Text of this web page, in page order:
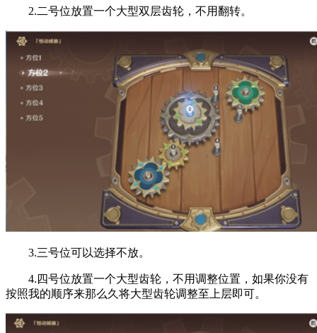
2.二号位放置一个大型双层齿轮，不用翻转。
3.三号位可以选择不放。
4.四号位放置一个大型齿轮，不用调整位置，如果你没有
按照我的顺序来那么久将大型齿轮调整至上层即可。